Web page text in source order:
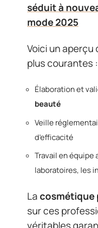
séduit à
mode 2025
Voici un aperçu
plus courantes :
Élaboration et
beauté
Veille
d’efficacité
Travail en équipe
laboratoires, les
Lacosmétique
sur ces
véritables